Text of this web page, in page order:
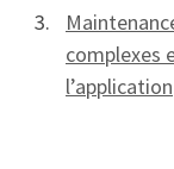
complexes
l’application